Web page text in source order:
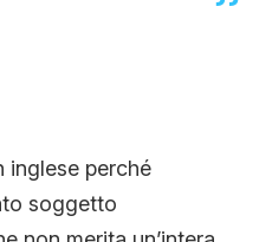
inglese perché
soggetto